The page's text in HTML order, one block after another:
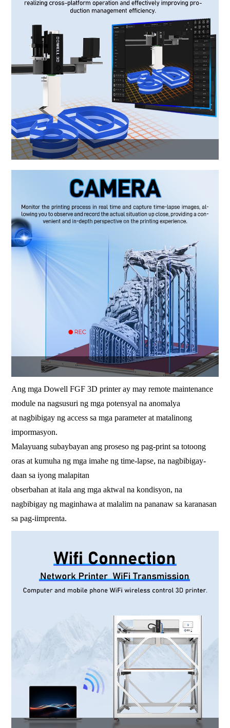
Ang mga Dowell FGF 3D printer ay may remote maintenance
module na nagsusuri ng mga potensyal na anomalya
at nagbibigay ng access sa mga parameter at matalinong
impormasyon.
Malayuang subaybayan ang proseso ng pag-print sa totoong
oras at kumuha ng mga imahe ng time-lapse, na nagbibigay-
daan sa iyong malapitan
obserbahan at itala ang mga aktwal na kondisyon, na
nagbibigay ng maginhawa at malalim na pananaw sa karanasan
sa pag-iimprenta.